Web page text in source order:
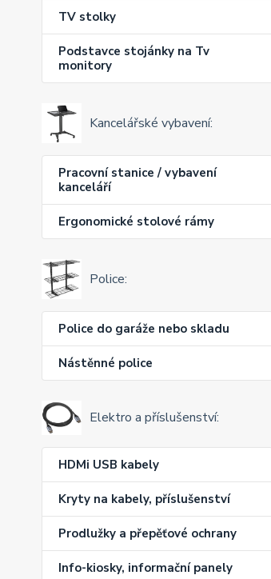
TV stolky
Podstavce stojánky na Tv
monitory
Kancelářské vybavení:
Pracovní stanice / vybavení
kanceláří
Ergonomické stolové rámy
Police:
Police do garáže nebo skladu
Nástěnné police
Elektro a příslušenství:
HDMi USB kabely
Kryty na kabely, příslušenství
Prodlužky a přepěťové ochrany
Info-kiosky, informační panely